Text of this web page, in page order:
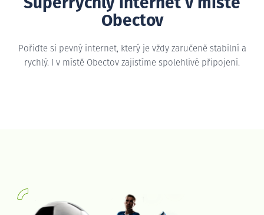
Obectov
Pořiďte si pevný internet, který je vždy zaručeně stabilní a
rychlý. I v místě Obectov zajistíme spolehlivé připojení.